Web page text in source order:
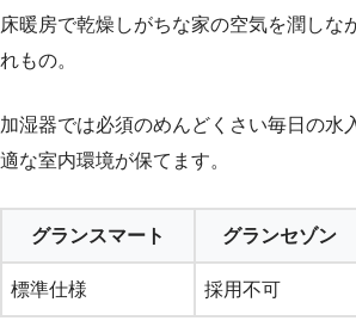
床暖房で乾燥しがちな家の空気を潤しな
れもの。
加湿器では必須のめんどくさい毎日の水
適な室内環境が保てます。
グランスマート グランセゾン
標準仕様 採用不可